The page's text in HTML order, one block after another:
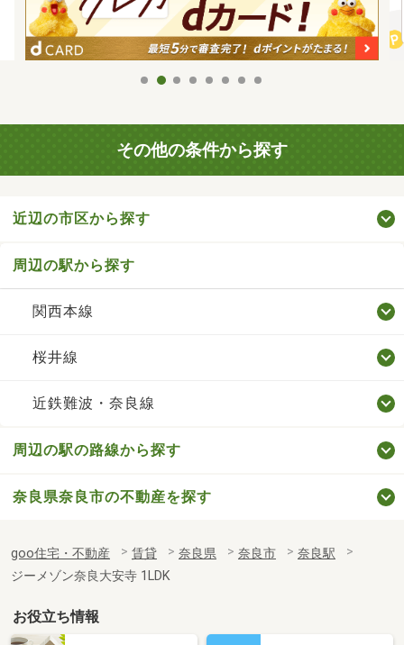
その他の条件から探す
近辺の市区から探す
周辺の駅から探す
関西本線
桜井線
近鉄難波・奈良線
周辺の駅の路線から探す
奈良県奈良市の不動産を探す
goo住宅・不動産 賃貸 奈良県 奈良市
奈良駅
ジーメゾン奈良大安寺 1LDK
お役立ち情報